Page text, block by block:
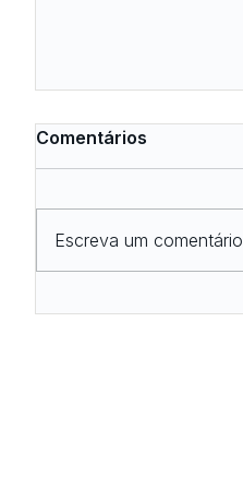
Comentários
Escreva um comentário